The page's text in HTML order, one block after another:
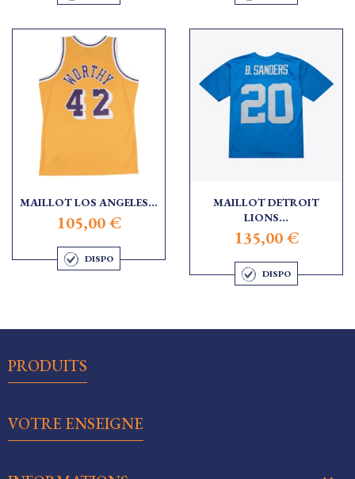
MAILLOT LOS ANGELES...
105,00 €
DISPO
MAILLOT DETROIT
LIONS...
135,00 €
DISPO
PRODUITS
VOTRE ENSEIGNE